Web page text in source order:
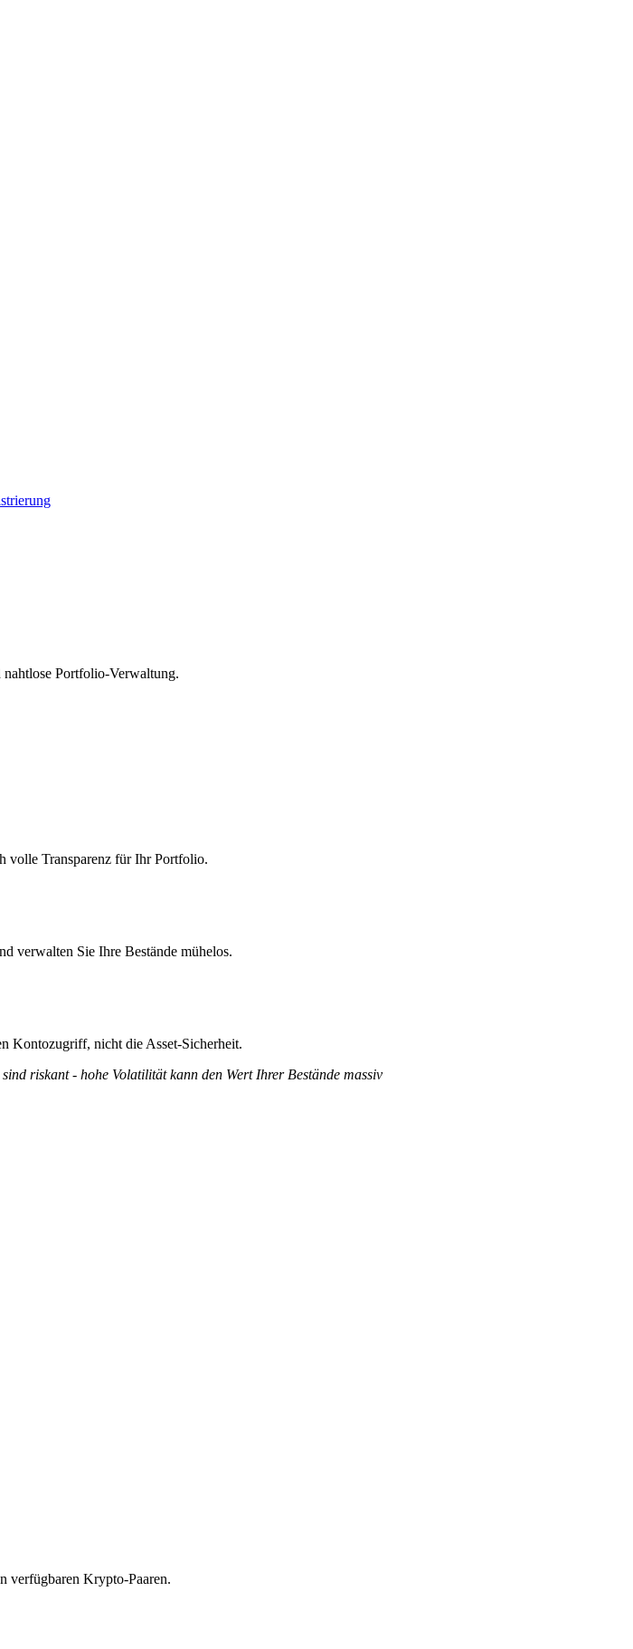
Portfolio-Verwaltung.
volle Transparenz für Ihr Portfolio.
verwalten Sie Ihre Bestände mühelos.
Kontozugriff, nicht die Asset-Sicherheit.
riskant - hohe Volatilität kann den Wert Ihrer Bestände massiv
verfügbaren Krypto-Paaren.